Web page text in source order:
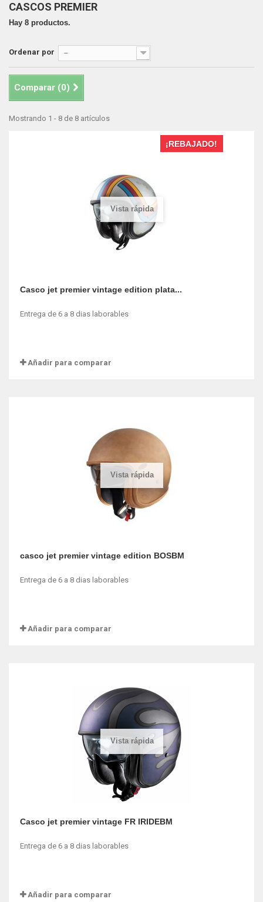
CASCOS PREMIER
Hay 8 productos.
Ordenar por --
Comparar (0)
Mostrando 1 - 8 de 8 artículos
Vista rápida
¡REBAJADO!
Casco jet premier vintage edition plata...
Entrega de 6 a 8 dias laborables
Añadir para comparar
Vista rápida
casco jet premier vintage edition BOSBM
Entrega de 6 a 8 dias laborables
Añadir para comparar
Vista rápida
Casco jet premier vintage FR IRIDEBM
Entrega de 6 a 8 dias laborables
Añadir para comparar